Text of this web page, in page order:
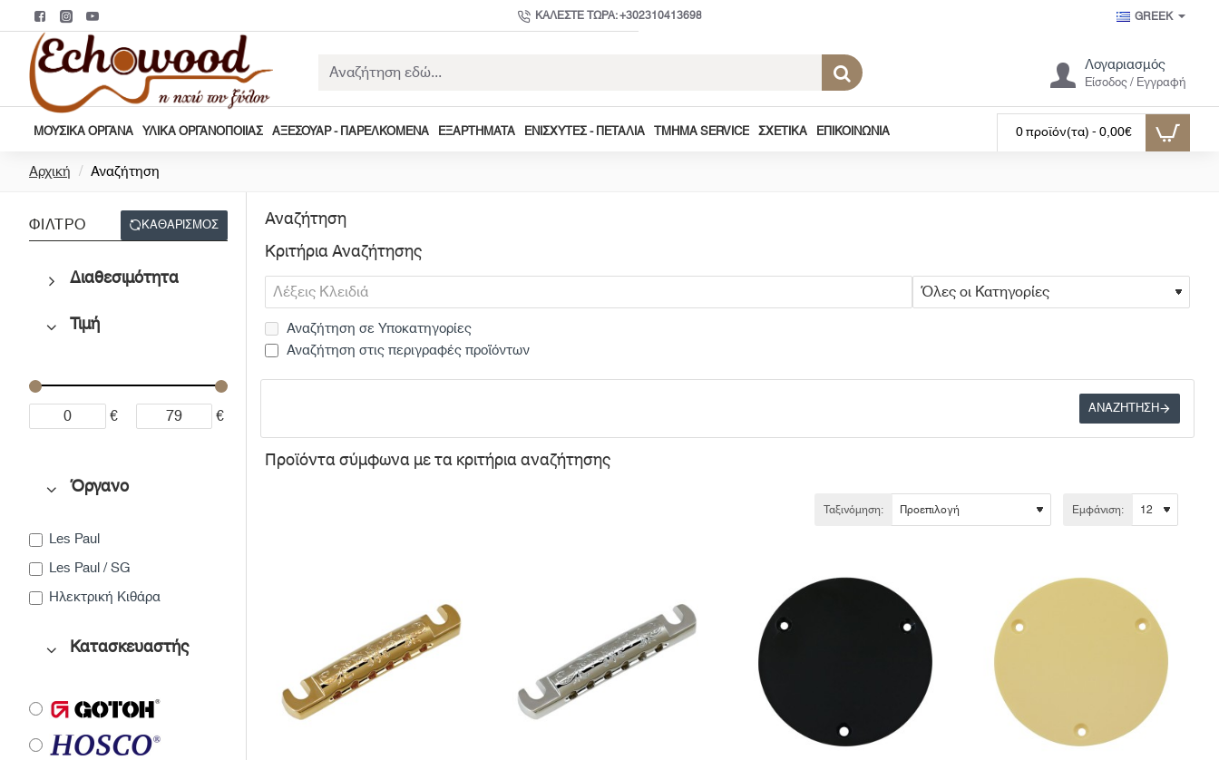
ΚΑΛΈΣΤΕ ΤΏΡΑ: +302310413698 GREEK
Αναζήτηση
εδώ...
Λογαριασμός
Είσοδος / Εγγραφή
ΜΟΥΣΙΚΆ ΌΡΓΑΝΑ ΥΛΙΚΆ ΟΡΓΑΝΟΠΟΙΊΑΣ ΑΞΕΣΟΥΆΡ - ΠΑΡΕΛΚΌΜΕΝΑ ΕΞΑΡΤΉΜΑΤΑ ΕΝΙΣΧΥΤΈΣ - ΠΕΤΆΛΙΑ ΤΜΉΜΑ SERVICE ΣΧΕΤΙΚΆ ΕΠΙΚΟΙΝΩΝΊΑ 0 προϊόν(τα) - 0,00€
Αρχική
e
Αναζήτηση
ΦΊΛΤΡΟ ΚΑΘΑΡΊΣΜΟΣ
Διαθεσιμότητα
Τιμή
€ €
Όργανο
Les Paul
Les Paul / SG
Ηλεκτρική Κιθάρα
Κατασκευαστής
Αναζήτηση
Κριτήρια Αναζήτησης
Αναζήτηση σε Υποκατηγορίες
Αναζήτηση στις περιγραφές προϊόντων
ΑΝΑΖΉΤΗΣΗ
Προϊόντα σύμφωνα με τα κριτήρια αναζήτησης
Ταξινόμηση: Εμφάνιση: